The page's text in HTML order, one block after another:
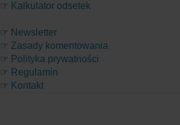
☞ Kalkulator odsetek
☞ Newsletter
☞ Zasady komentowania
☞ Polityka prywatności
☞ Regulamin
☞ Kontakt